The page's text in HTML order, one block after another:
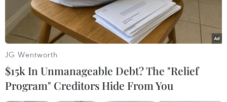
TIN LIÊN QUAN
JG Wentworth
$15k In Unmanageable Debt? The "Relief
Program" Creditors Hide From You